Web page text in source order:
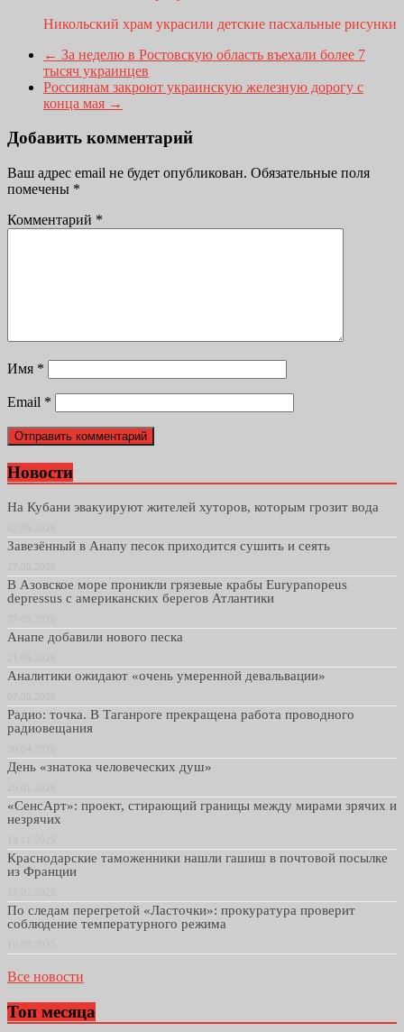
Никольский храм украсили детские пасхальные рисунки
← За неделю в Ростовскую область въехали более 7
тысяч украинцев
Россиянам закроют украинскую железную дорогу с
конца мая →
Добавить комментарий
Ваш адрес email не будет опубликован. Обязательные поля
помечены *
Комментарий *
Имя *
Email *
Новости
На Кубани эвакуируют жителей хуторов, которым грозит вода
Завезённый в Анапу песок приходится сушить и сеять
В Азовское море проникли грязевые крабы Eurypanopeus
depressus с американских берегов Атлантики
Анапе добавили нового песка
Аналитики ожидают «очень умеренной девальвации»
Радио: точка. В Таганроге прекращена работа проводного
радиовещания
День «знатока человеческих душ»
«СенсАрт»: проект, стирающий границы между мирами зрячих и
незрячих
Краснодарские таможенники нашли гашиш в почтовой посылке
из Франции
По следам перегретой «Ласточки»: прокуратура проверит
соблюдение температурного режима
Все новости
Топ месяца